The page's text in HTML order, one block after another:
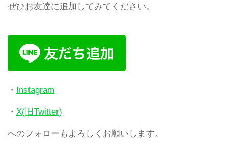
ぜひお友達に追加してみてください。
・ Instagram
・ X(旧Twitter)
へのフォローもよろしくお願いします。